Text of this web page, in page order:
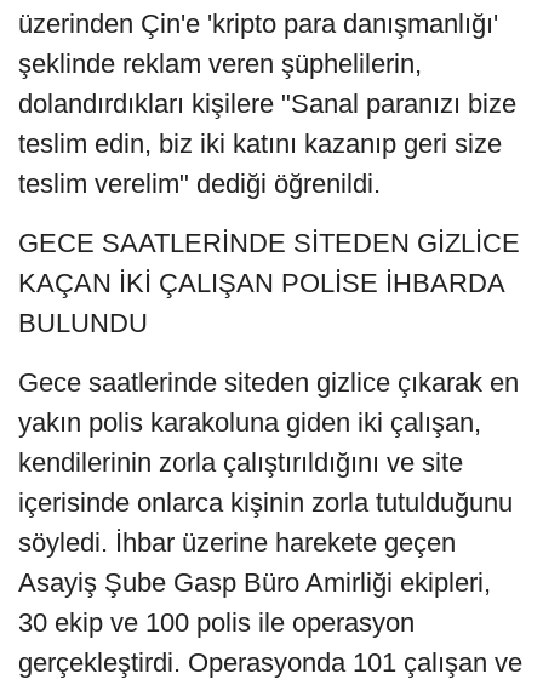
üzerinden Çin'e 'kripto para danışmanlığı'
şeklinde reklam veren şüphelilerin,
dolandırdıkları kişilere "Sanal paranızı bize
teslim edin, biz iki katını kazanıp geri size
teslim verelim" dediği öğrenildi.
GECE SAATLERİNDE SİTEDEN GİZLİCE
KAÇAN İKİ ÇALIŞAN POLİSE İHBARDA
BULUNDU
Gece saatlerinde siteden gizlice çıkarak en
yakın polis karakoluna giden iki çalışan,
kendilerinin zorla çalıştırıldığını ve site
içerisinde onlarca kişinin zorla tutulduğunu
söyledi. İhbar üzerine harekete geçen
Asayiş Şube Gasp Büro Amirliği ekipleri,
30 ekip ve 100 polis ile operasyon
gerçekleştirdi. Operasyonda 101 çalışan ve